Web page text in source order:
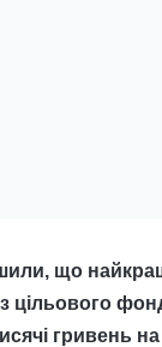
що
цільового
гривень